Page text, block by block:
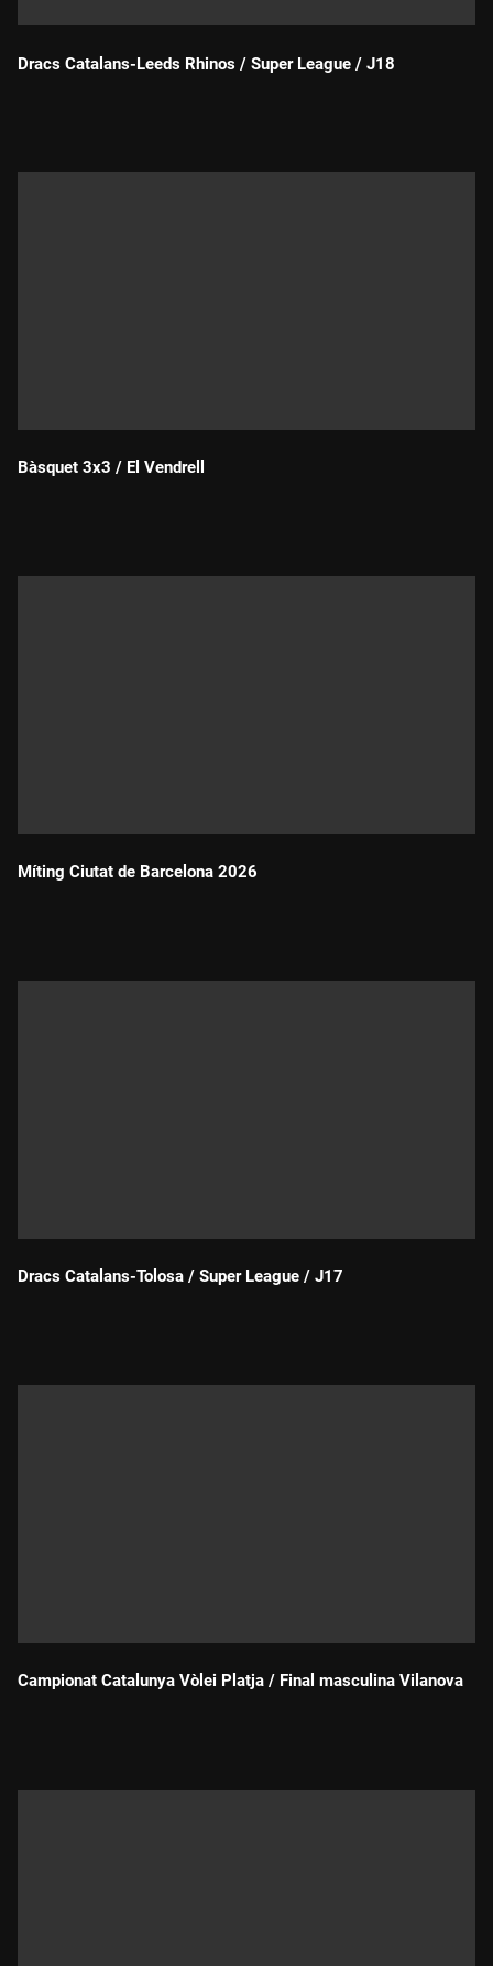
Dracs Catalans-Leeds Rhinos / Super League / J18
Bàsquet 3x3 / El Vendrell
Míting Ciutat de Barcelona 2026
Dracs Catalans-Tolosa / Super League / J17
Campionat Catalunya Vòlei Platja / Final masculina Vilanova